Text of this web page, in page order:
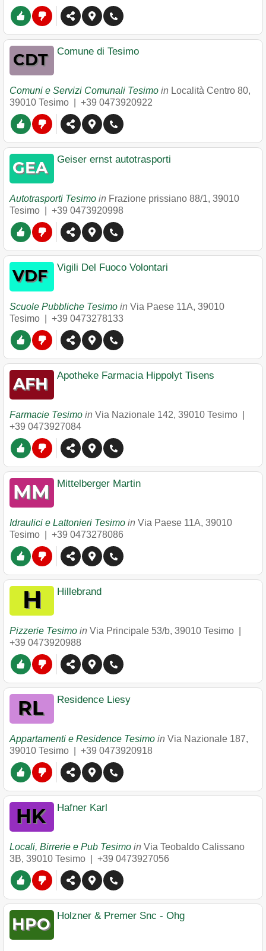
Comune di Tesimo
Comuni e Servizi Comunali Tesimo in Località Centro 80,
39010 Tesimo +39 0473920922
Geiser ernst autotrasporti
Autotrasporti Tesimo in Frazione prissiano 88/1, 39010
Tesimo
+39 0473920998
Vigili Del Fuoco Volontari
Scuole Pubbliche Tesimo in Via Paese 11A, 39010
Tesimo
+39 0473278133
Apotheke Farmacia Hippolyt Tisens
Farmacie Tesimo in Via Nazionale 142, 39010 Tesimo
+39 0473927084
Mittelberger Martin
Idraulici e Lattonieri Tesimo in Via Paese 11A, 39010
Tesimo
+39 0473278086
Hillebrand
Pizzerie Tesimo in Via Principale 53/b, 39010 Tesimo
+39 0473920988
Residence Liesy
Appartamenti e Residence Tesimo in Via Nazionale 187,
39010 Tesimo +39 0473920918
Hafner Karl
Locali, Birrerie e Pub Tesimo in Via Teobaldo Calissano
3B, 39010 Tesimo +39 0473927056
Holzner & Premer Snc - Ohg